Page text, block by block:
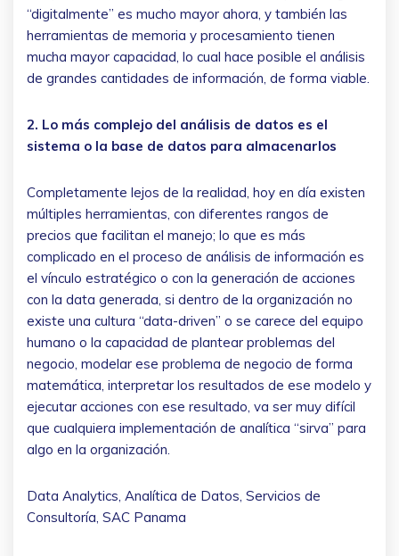
“digitalmente” es mucho mayor ahora, y también las
herramientas de memoria y procesamiento tienen
mucha mayor capacidad, lo cual hace posible el análisis
de grandes cantidades de información, de forma viable.
2. Lo más complejo del análisis de datos es el
sistema o la base de datos para almacenarlos
Completamente lejos de la realidad, hoy en día existen
múltiples herramientas, con diferentes rangos de
precios que facilitan el manejo; lo que es más
complicado en el proceso de análisis de información es
el vínculo estratégico o con la generación de acciones
con la data generada, si dentro de la organización no
existe una cultura “data-driven” o se carece del equipo
humano o la capacidad de plantear problemas del
negocio, modelar ese problema de negocio de forma
matemática, interpretar los resultados de ese modelo y
ejecutar acciones con ese resultado, va ser muy difícil
que cualquiera implementación de analítica “sirva” para
algo en la organización.
Data Analytics, Analítica de Datos, Servicios de
Consultoría, SAC Panama